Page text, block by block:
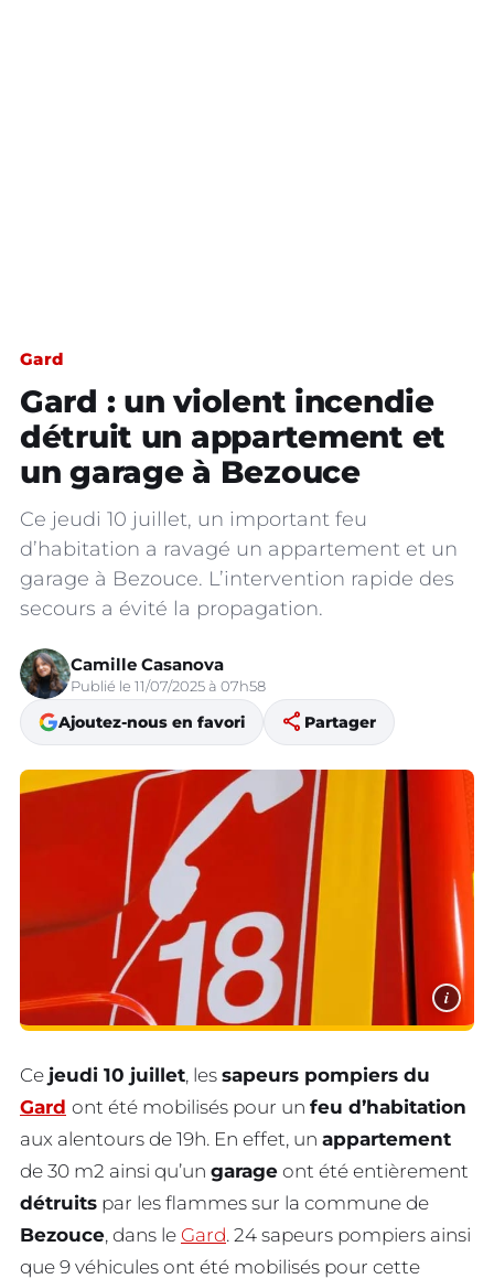
Gard
Gard : un violent incendie
détruit un appartement et
un garage à Bezouce
Ce jeudi 10 juillet, un important feu
d’habitation a ravagé un appartement et un
garage à Bezouce. L’intervention rapide des
secours a évité la propagation.
Camille Casanova
Publié le 11/07/2025 à 07h58
Ajoutez-nous en favori share Partager
i
Ce jeudi 10 juillet, les sapeurs pompiers du
Gard ont été mobilisés pour un feu d’habitation
aux alentours de 19h. En effet, un appartement
de 30 m2 ainsi qu’un garage ont été entièrement
détruits par les flammes sur la commune de
Bezouce, dans le Gard. 24 sapeurs pompiers ainsi
que 9 véhicules ont été mobilisés pour cette